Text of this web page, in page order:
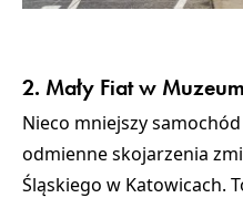
Budynek Europejskiego
2. Mały Fiat w
Nieco mniejszy
odmienne skojarzenia
Śląskiego w Katowicach.